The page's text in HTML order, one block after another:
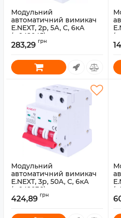
Модульний
автоматичний вимикач
E.NEXT, 2p, 5А, C, 6кА
(p042045)
Артикул: p042045
283,29 грн
Модульний
автоматичний вимикач
E.NEXT, 3p, 50А, C, 6кА
(p042036)
Артикул: p042036
424,89 грн